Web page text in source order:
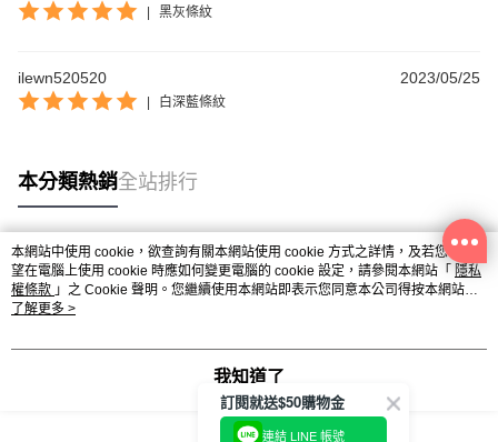
| 黑灰條紋
ilewn520520 2023/05/25
| 白深藍條紋
本分類熱銷全站排行
熱門標籤
本網站中使用 cookie，欲查詢有關本網站使用 cookie 方式之詳情，及若您不希
望在電腦上使用 cookie 時應如何變更電腦的 cookie 設定，請參閱本網站「 隱私
權條款 」之 Cookie 聲明。您繼續使用本網站即表示您同意本公司得按本網站使
用條款之 Cookie 聲明使用 cookie。
了解更多 >
我知道了
訂閱就送$50購物金
連結 LINE 帳號